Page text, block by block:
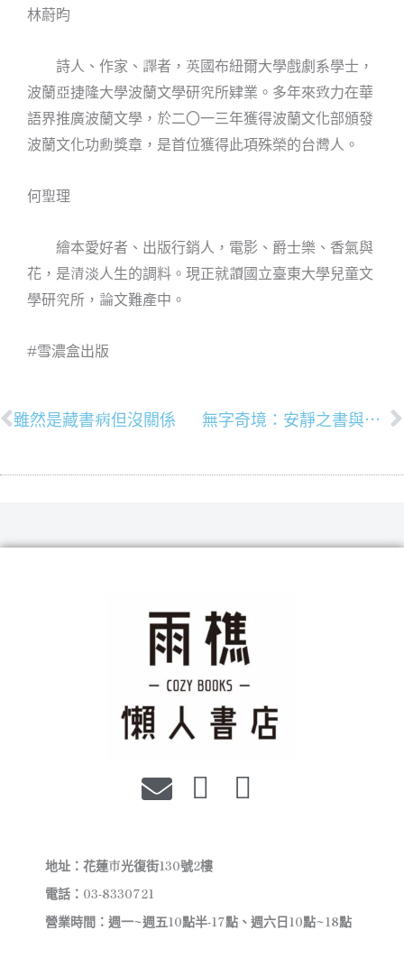
林蔚昀
詩人、作家、譯者，英國布紐爾大學戲劇系學士，
波蘭亞捷隆大學波蘭文學研究所肄業。多年來致力在華
語界推廣波蘭文學，於二〇一三年獲得波蘭文化部頒發
波蘭文化功勳獎章，是首位獲得此項殊榮的台灣人。
何聖理
繪本愛好者、出版行銷人，電影、爵士樂、香氣與
花，是清淡人生的調料。現正就讀國立臺東大學兒童文
學研究所，論文難產中。
#雪濃盒出版
上一頁
雖然是藏書病但沒關係 無字奇境：安靜之書與兒童文學
地址：花蓮市光復街130號2樓
電話：03-8330721
營業時間：週一~週五10點半-17點、週六日10點~18點